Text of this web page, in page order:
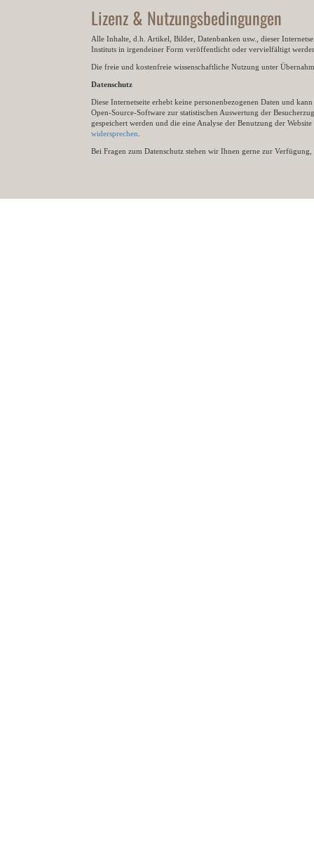
Lizenz & Nutzungsbedingungen
Alle Inhalte, d.h. Artikel, Bilder, Datenbanken usw., dieser
Instituts in irgendeiner Form veröffentlicht oder vervielfältigt
Die freie und kostenfreie wissenschaftliche Nutzung unter
Datenschutz
Diese Internetseite erhebt keine personenbezogenen Daten und
Open-Source-Software zur statistischen Auswertung der
gespeichert werden und die eine Analyse der Benutzung der
widersprechen
Bei Fragen zum Datenschutz stehen wir Ihnen gerne zur